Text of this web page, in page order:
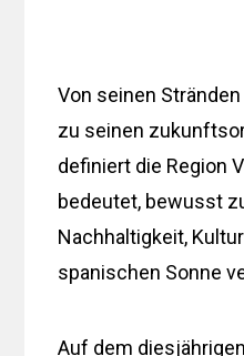
Von seinen
zu seinen
definiert die Region
bedeutet, bewusst
Nachhaltigkeit,
spanischen Sonne
Auf dem